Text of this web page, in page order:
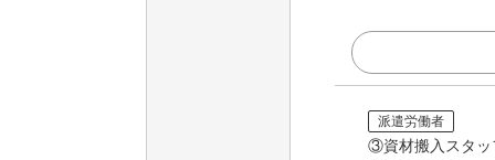
派遣労働者
③資材搬入スタッ